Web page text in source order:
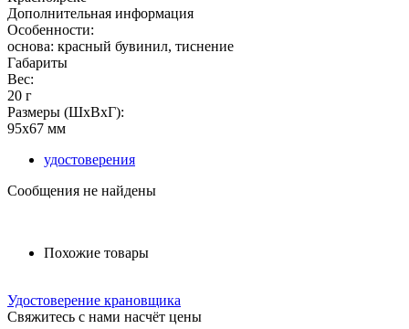
Дополнительная информация
Особенности:
основа: красный бувинил, тиснение
Габариты
Вес:
20 г
Размеры (ШxВxГ):
95x67 мм
удостоверения
Сообщения не найдены
Похожие товары
Удостоверение крановщика
Свяжитесь с нами насчёт цены